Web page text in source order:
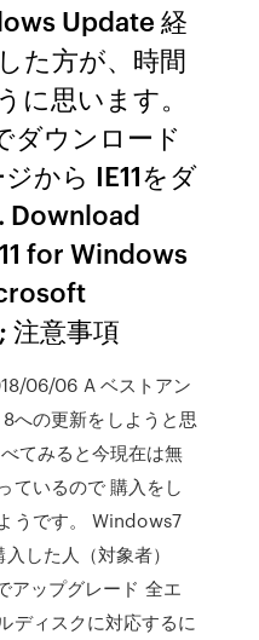
Update 経
た方が、時間
に思います。
ダウンロード
から IE11をダ
Download
for Windows
意事項
06/06 A ベストアン
への更新をしようと思
てみると今現在は無
ているので 購入をし
うです。 Windows7
した人（対象者）
アップグレード 全エ
ディスクに対応するに